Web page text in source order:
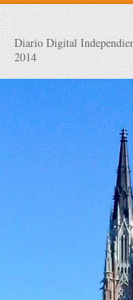
Diario Digital
2014